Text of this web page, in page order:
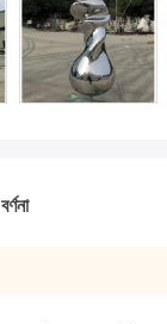
বর্ণনা